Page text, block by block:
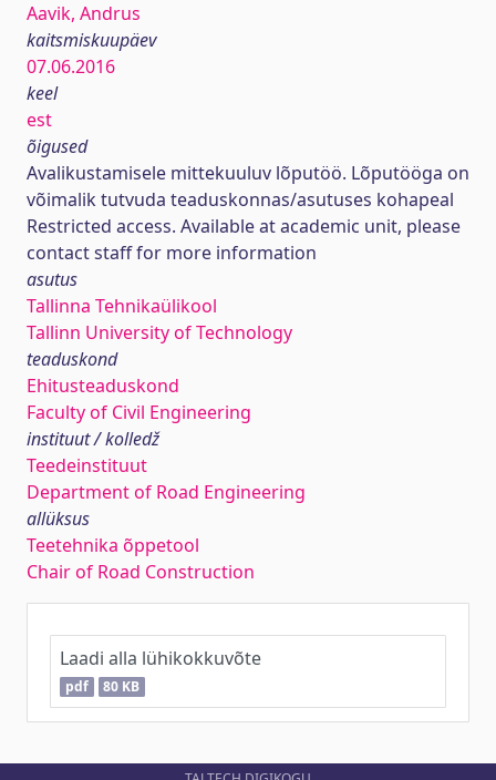
Aavik, Andrus
kaitsmiskuupäev
07.06.2016
keel
est
õigused
Avalikustamisele mittekuuluv lõputöö. Lõputööga on
võimalik tutvuda teaduskonnas/asutuses kohapeal
Restricted access. Available at academic unit, please
contact staff for more information
asutus
Tallinna Tehnikaülikool
Tallinn University of Technology
teaduskond
Ehitusteaduskond
Faculty of Civil Engineering
instituut / kolledž
Teedeinstituut
Department of Road Engineering
allüksus
Teetehnika õppetool
Chair of Road Construction
Laadi alla lühikokkuvõte
pdf 80 KB